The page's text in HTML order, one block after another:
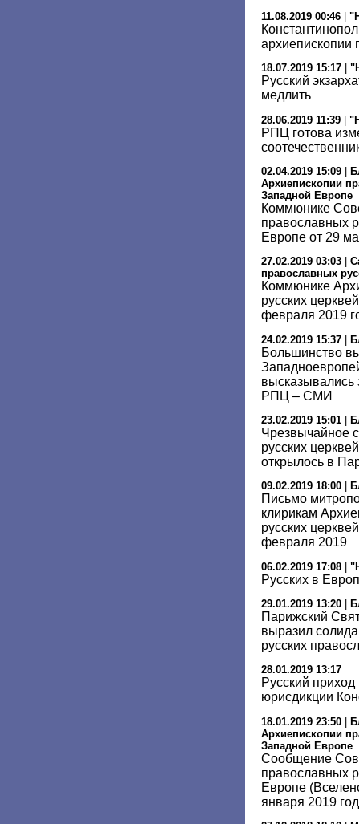
11.08.2019 00:46
архиепископии
18.07.2019 15:17
Русский
медлить
28.06.2019 11:39 |
РПЦ готова
02.04.2019 15:09
Архиепископии
Западной Европе
Коммюнике
православных
Европе от 29
27.02.2019 03:03
православных
Коммюнике
русских
февраля 2019
24.02.2019 15:37 |
Большинство
высказывались
РПЦ – СМИ
23.02.2019 15:01
Чрезвычайное
русских
открылось в
09.02.2019 18:00
Письмо
клирикам
русских
февраля 2019
06.02.2019 17:08 |
Русских в
29.01.2019 13:20
Парижский
выразил
русских
28.01.2019 13:17
Русский
юрисдикции
18.01.2019 23:50 |
Архиепископии
Западной Европе
Сообщение
православных
Европе
января 2019